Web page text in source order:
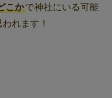
こかで神社にいる可能
れます！